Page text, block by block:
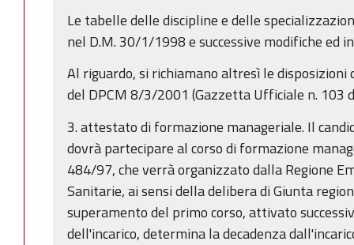
Le tabelle delle discipline e delle
nel D.M. 30/1/1998 e successive modifiche ed
Al riguardo, si richiamano altresì le disposizioni
del DPCM 8/3/2001 (Gazzetta Ufficiale n. 103
3. attestato di formazione manageriale. Il
dovrà partecipare al corso di formazione
484/97, che verrà organizzato dalla Regione
Sanitarie, ai sensi della delibera di Giunta
superamento del primo corso, attivato
dell'incarico, determina la decadenza